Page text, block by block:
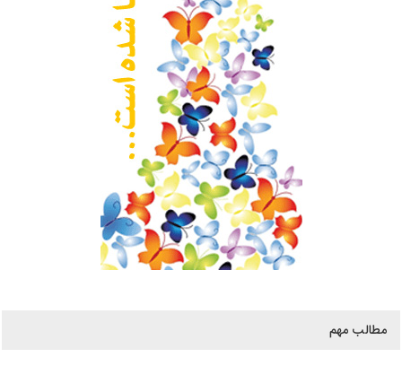
مطالب مهم